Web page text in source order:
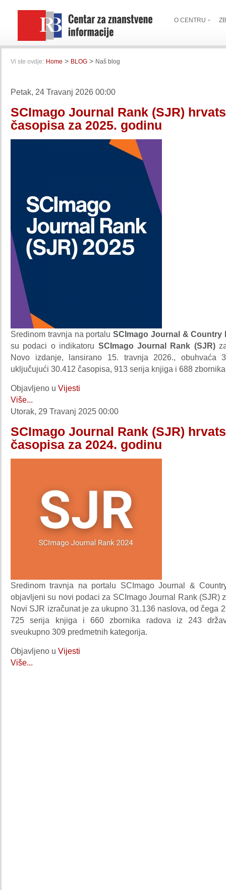
O CENTRU
Vi ste ovdje: Home > BLOG > Naš blog
Petak, 24 Travanj 2026 00:00
SCImago Journal Rank (SJR)
časopisa za 2025. godinu
Sredinom travnja na portaluSCImago Journal & Country
su podaci o indikatoru SCImago Journal Rank (SJR)
Novo izdanje, lansirano 15. travnja 2026., obuhvaća
uključujući 30.412 časopisa, 913 serija knjiga i 688
Objavljeno u Vijesti
Više...
Utorak, 29 Travanj 2025 00:00
SCImago Journal Rank (SJR)
časopisa za 2024. godinu
Sredinom travnja na portalu SCImago Journal &
objavljeni su novi podaci za SCImago Journal Rank (SJR)
Novi SJR izračunat je za ukupno 31.136 naslova, od čega
725 serija knjiga i 660 zbornika radova iz 243
sveukupno 309 predmetnih kategorija.
Objavljeno u Vijesti
Više...